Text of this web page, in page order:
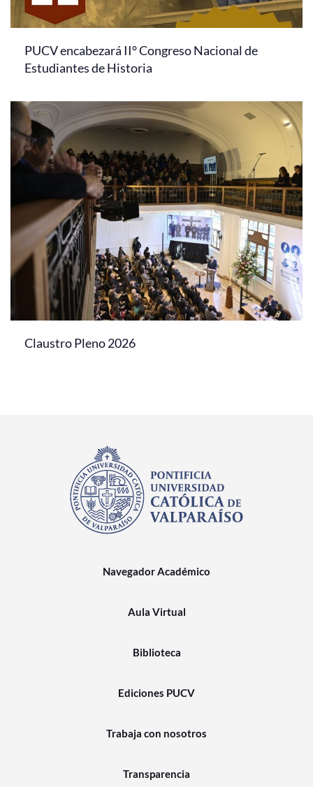
PUCV encabezará II° Congreso Nacional de
Estudiantes de Historia
Claustro Pleno 2026
Navegador Académico
Aula Virtual
Biblioteca
Ediciones PUCV
Trabaja con nosotros
Transparencia